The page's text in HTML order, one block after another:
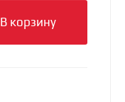
В корзину